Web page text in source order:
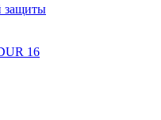
защиты
16